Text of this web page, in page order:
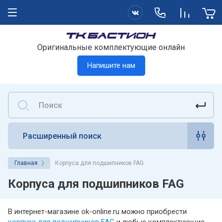
Оригинальные комплектующие онлайн
Напишите нам
Расширенный поиск
Главная Корпуса для подшипников FAG
Корпуса для подшипников FAG
В интернет-магазине ok-online.ru можно приобрести